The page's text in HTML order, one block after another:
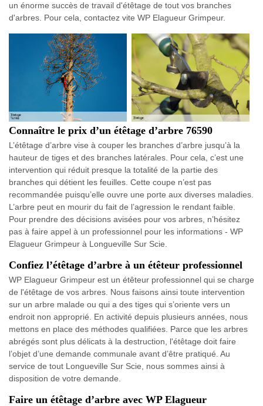
un énorme succès de travail d'étêtage de tout vos branches
d'arbres. Pour cela, contactez vite WP Elagueur Grimpeur.
Connaître le prix d’un étêtage d’arbre 76590
L’étêtage d’arbre vise à couper les branches d’arbre jusqu’à la
hauteur de tiges et des branches latérales. Pour cela, c’est une
intervention qui réduit presque la totalité de la partie des
branches qui détient les feuilles. Cette coupe n’est pas
recommandée puisqu’elle ouvre une porte aux diverses maladies.
L’arbre peut en mourir du fait de l’agression le rendant faible.
Pour prendre des décisions avisées pour vos arbres, n’hésitez
pas à faire appel à un professionnel pour les informations - WP
Elagueur Grimpeur à Longueville Sur Scie.
Confiez l’étêtage d’arbre à un étêteur professionnel
WP Elagueur Grimpeur est un étêteur professionnel qui se charge
de l'étêtage de vos arbres. Nous faisons ainsi toute intervention
sur un arbre malade ou qui a des tiges qui s’oriente vers un
endroit non approprié. En activité depuis plusieurs années, nous
mettons en place des méthodes qualifiées. Parce que les arbres
abrégés sont plus délicats à la destruction, l'étêtage doit faire
l’objet d’une demande communale avant d’être pratiqué. Au
service de tout Longueville Sur Scie, nous sommes ainsi à
disposition de votre demande.
Faire un étêtage d’arbre avec WP Elagueur